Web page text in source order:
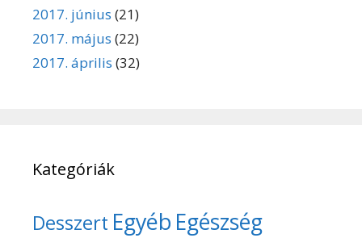
2017. június (21)
2017. május (22)
2017. április (32)
Kategóriák
Desszert Egyéb Egészség